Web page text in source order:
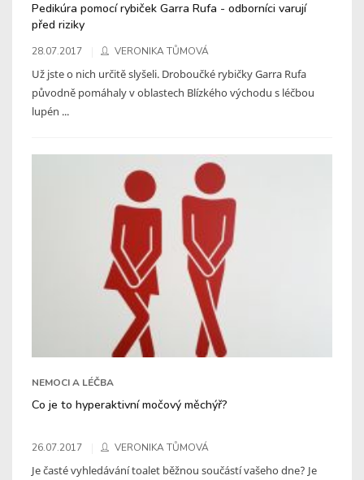
Pedikúra pomocí rybiček Garra Rufa - odborníci varují
před riziky
28.07.2017 VERONIKA TŮMOVÁ
Už jste o nich určitě slyšeli. Droboučké rybičky Garra Rufa
původně pomáhaly v oblastech Blízkého východu s léčbou
lupén ...
NEMOCI A LÉČBA
Co je to hyperaktivní močový měchýř?
26.07.2017 VERONIKA TŮMOVÁ
Je časté vyhledávání toalet běžnou součástí vašeho dne? Je